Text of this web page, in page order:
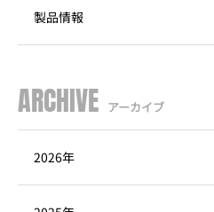
製品情報
ARCHIVE アーカイブ
2026年